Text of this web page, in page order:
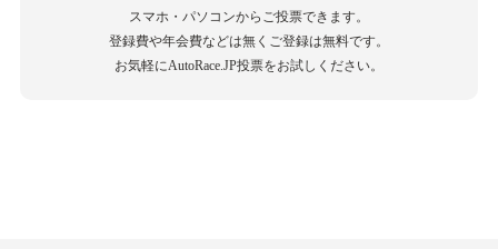
スマホ・パソコンからご投票できます。
登録費や年会費などは無くご登録は無料です。
お気軽にAutoRace.JP投票をお試しください。